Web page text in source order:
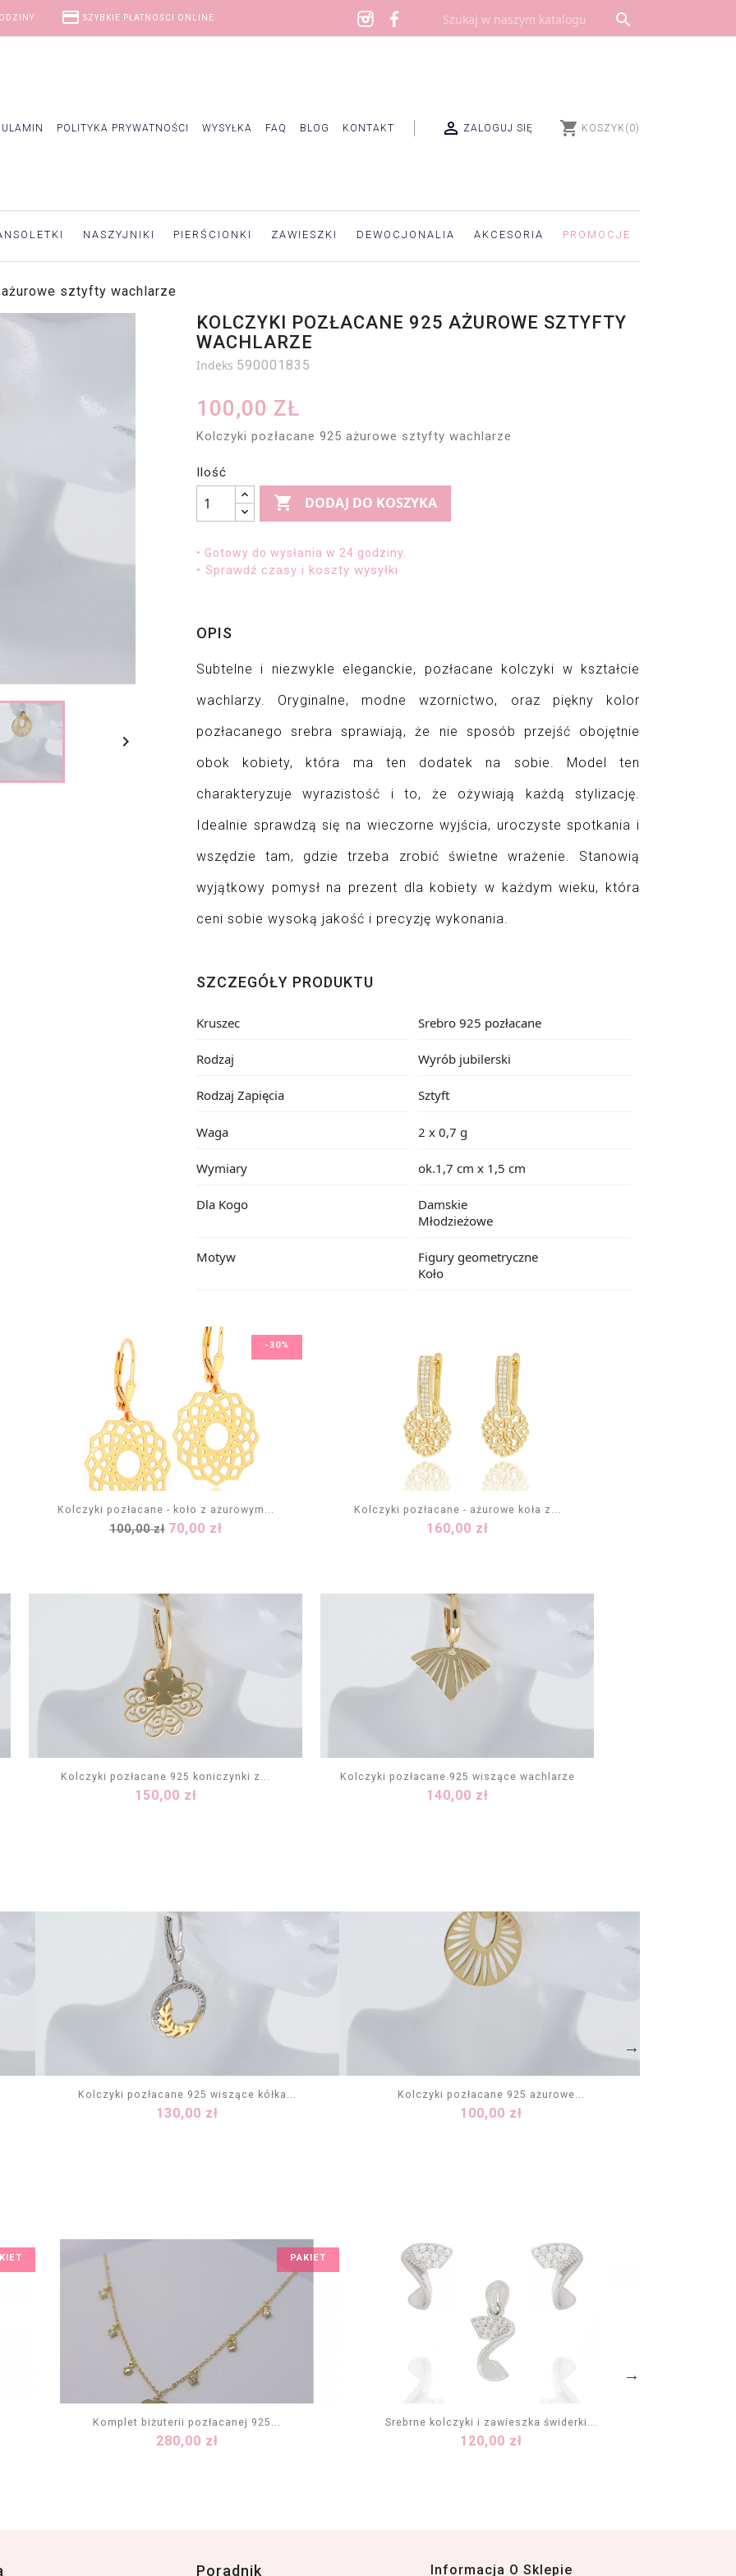
credit_card SZYBKIE PŁATNOŚCI ONLINE 
POLITYKA PRYWATNOŚCI WYSYŁKA FAQ BLOG KONTAKT  ZALOGUJ SIĘ shopping_cart KOSZYK (0)
NASZYJNIKI PIERŚCIONKI ZAWIESZKI DEWOCJONALIA AKCESORIA PROMOCJE
sztyfty wachlarze

KOLCZYKI POZŁACANE 925 AŻUROWE SZTYFTY
WACHLARZE
Indeks 590001835
100,00 ZŁ
Kolczyki pozłacane 925 ażurowe sztyfty wachlarze
Ilość
 DODAJ DO KOSZYKA
• Gotowy do wysłania w 24 godziny.
• Sprawdź czasy i koszty wysyłki
OPIS
Subtelne i niezwykle eleganckie, pozłacane kolczyki w kształcie
wachlarzy. Oryginalne, modne wzornictwo, oraz piękny kolor
pozłacanego srebra sprawiają, że nie sposób przejść obojętnie
obok kobiety, która ma ten dodatek na sobie. Model ten
charakteryzuje wyrazistość i to, że ożywiają każdą stylizację.
Idealnie sprawdzą się na wieczorne wyjścia, uroczyste spotkania i
wszędzie tam, gdzie trzeba zrobić świetne wrażenie. Stanowią
wyjątkowy pomysł na prezent dla kobiety w każdym wieku, która
ceni sobie wysoką jakość i precyzję wykonania.
SZCZEGÓŁY PRODUKTU
Kruszec Srebro 925 pozłacane
Rodzaj Wyrób jubilerski
Rodzaj Zapięcia Sztyft
Waga 2 x 0,7 g
Wymiary ok.1,7 cm x 1,5 cm
Dla Kogo
Damskie
Młodzieżowe
Motyw
Figury geometryczne
Koło
Kolczyki pozłacane - koło z ażurowym...
Cena
100,00 zł Cena
70,00 zł
-30%
DODAJ DO KOSZYKA
Kolczyki pozłacane - ażurowe koła z...
Cena
160,00 zł
DODAJ DO KOSZYKA
Kolczyki pozłacane 925 koniczynki z...
Cena
150,00 zł
DODAJ DO KOSZYKA
Kolczyki pozłacane 925 wiszące wachlarze
Cena
140,00 zł
DODAJ DO KOSZYKA
Kolczyki pozłacane 925 wiszące kółka...
Cena
130,00 zł
DODAJ DO KOSZYKA
Kolczyki pozłacane 925 ażurowe...
Cena
100,00 zł
DODAJ DO KOSZYKA
Komplet biżuterii pozłacanej 925...
Cena
280,00 zł
PAKIET
DODAJ DO KOSZYKA
Srebrne kolczyki i zawieszka świderki...
Cena
120,00 zł
DODAJ DO KOSZYKA
Poradnik Informacja O Sklepie